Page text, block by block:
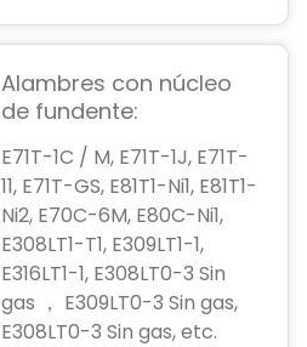
Alambres con núcleo
de fundente:
E71T-1C / M, E71T-1J, E71T-
11, E71T-GS, E81T1-Ni1, E81T1-
Ni2, E70C-6M, E80C-Ni1,
E308LT1-T1, E309LT1-1,
E316LT1-1, E308LT0-3 Sin
gas ， E309LT0-3 Sin gas,
E308LT0-3 Sin gas, etc.